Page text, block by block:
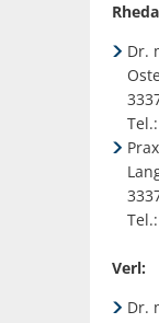
Dr.
Verl:
Dr.